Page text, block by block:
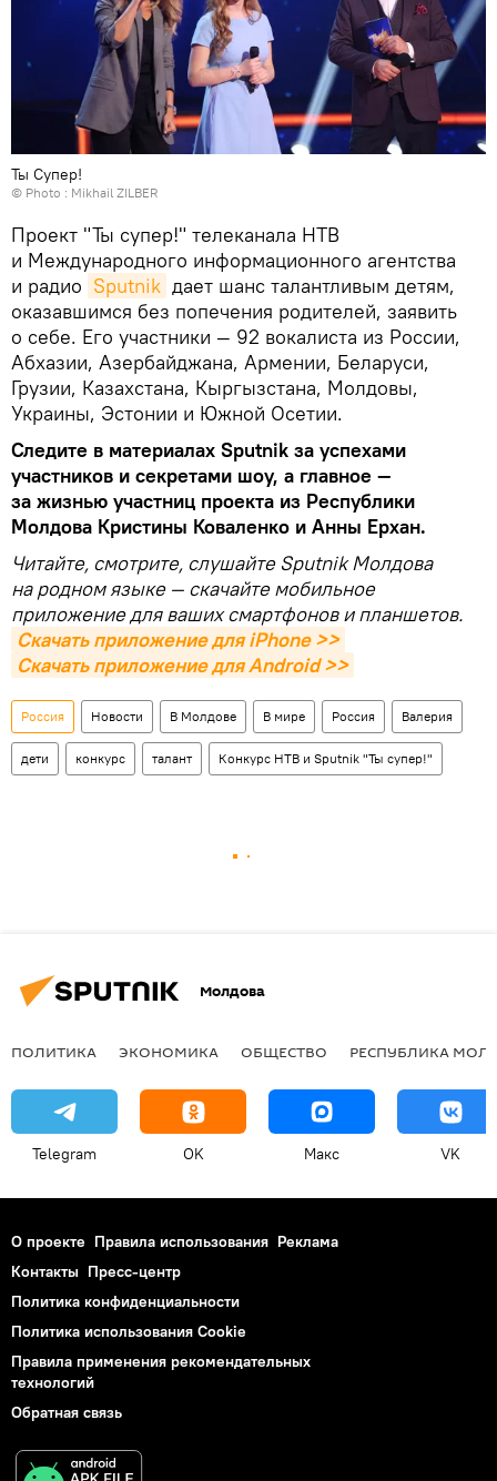
Ты Супер!
© Photo : Mikhail ZILBER
Проект "Ты супер!" телеканала НТВ
и Международного информационного агентства
и радио Sputnik дает шанс талантливым детям,
оказавшимся без попечения родителей, заявить
о себе. Его участники — 92 вокалиста из России,
Абхазии, Азербайджана, Армении, Беларуси,
Грузии, Казахстана, Кыргызстана, Молдовы,
Украины, Эстонии и Южной Осетии.
Следите в материалах Sputnik за успехами
участников и секретами шоу, а главное —
за жизнью участниц проекта из Республики
Молдова Кристины Коваленко и Анны Ерхан.
Читайте, смотрите, слушайте Sputnik Молдова
на родном языке — скачайте мобильное
приложение для ваших смартфонов и планшетов.
Скачать приложение для iPhone >>
Скачать приложение для Android >>
Россия Новости В Молдове В мире Россия Валерия
дети конкурс талант Конкурс НТВ и Sputnik "Ты супер!"
Молдова
ПОЛИТИКА ЭКОНОМИКА ОБЩЕСТВО РЕСПУБЛИКА
Telegram OK Макс VK
О проекте Правила использования Реклама
Контакты Пресс-центр
Политика конфиденциальности
Политика использования Cookie
Правила применения рекомендательных
технологий
Обратная связь